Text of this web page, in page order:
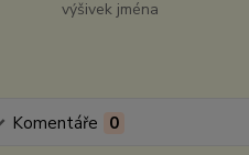
výšivek jména
Komentáře 0